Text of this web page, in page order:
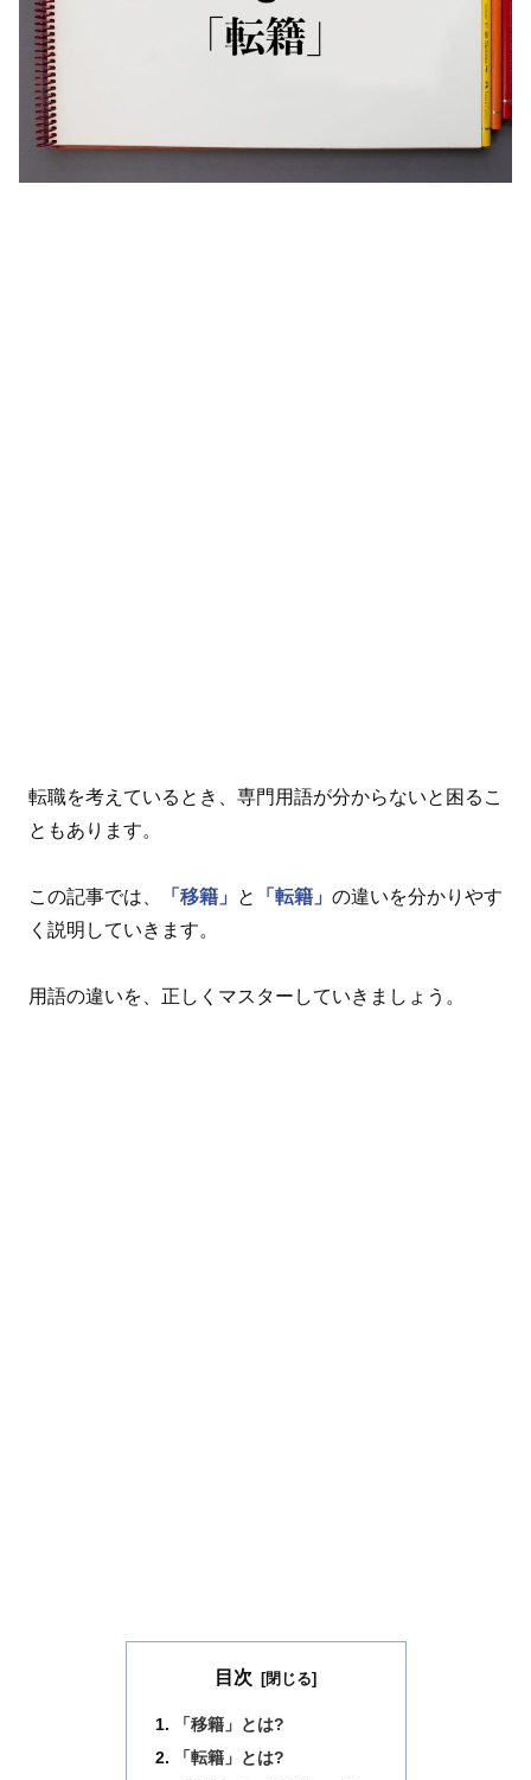
転職を考えているとき、専門用語が分からないと困るこ
ともあります。
この記事では、 「移籍」 と 「転籍」 の違いを分かりやす
く説明していきます。
用語の違いを、正しくマスターしていきましょう。
目次
「移籍」とは?
「転籍」とは?